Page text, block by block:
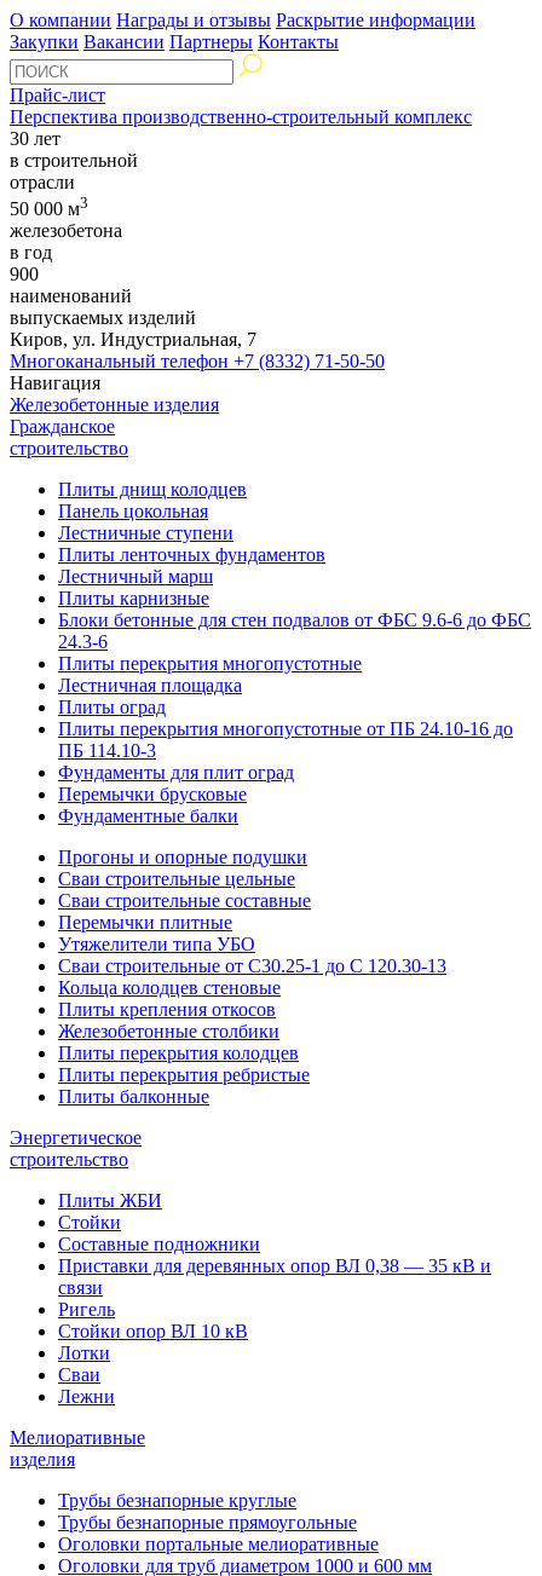
О компании Награды и отзывы Раскрытие информации
Закупки Вакансии Партнеры Контакты
Прайс-лист
Перспектива производственно-строительный комплекс
30 лет
в строительной
отрасли
50 000 м3
железобетона
в год
900
наименований
выпускаемых изделий
Киров, ул. Индустриальная, 7
Многоканальный телефон +7 (8332) 71-50-50
Навигация
Железобетонные изделия
Гражданское
строительство
Плиты днищ колодцев
Панель цокольная
Лестничные ступени
Плиты ленточных фундаментов
Лестничный марш
Плиты карнизные
Блоки бетонные для стен подвалов от ФБС 9.6-6 до ФБС
24.3-6
Плиты перекрытия многопустотные
Лестничная площадка
Плиты оград
Плиты перекрытия многопустотные от ПБ 24.10-16 до
ПБ 114.10-3
Фундаменты для плит оград
Перемычки брусковые
Фундаментные балки
Прогоны и опорные подушки
Сваи строительные цельные
Сваи строительные составные
Перемычки плитные
Утяжелители типа УБО
Сваи строительные от С30.25-1 до С 120.30-13
Кольца колодцев стеновые
Плиты крепления откосов
Железобетонные столбики
Плиты перекрытия колодцев
Плиты перекрытия ребристые
Плиты балконные
Энергетическое
строительство
Плиты ЖБИ
Стойки
Составные подножники
Приставки для деревянных опор ВЛ 0,38 — 35 кВ и
связи
Ригель
Стойки опор ВЛ 10 кВ
Лотки
Сваи
Лежни
Мелиоративные
изделия
Трубы безнапорные круглые
Трубы безнапорные прямоугольные
Оголовки портальные мелиоративные
Оголовки для труб диаметром 1000 и 600 мм